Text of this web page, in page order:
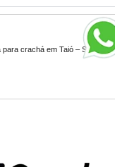
para crachá em Taió – SC